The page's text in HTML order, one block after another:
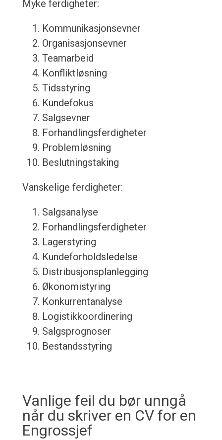
Myke ferdigheter:
Kommunikasjonsevner
Organisasjonsevner
Teamarbeid
Konfliktløsning
Tidsstyring
Kundefokus
Salgsevner
Forhandlingsferdigheter
Problemløsning
Beslutningstaking
Vanskelige ferdigheter:
Salgsanalyse
Forhandlingsferdigheter
Lagerstyring
Kundeforholdsledelse
Distribusjonsplanlegging
Økonomistyring
Konkurrentanalyse
Logistikkoordinering
Salgsprognoser
Bestandsstyring
Vanlige feil du bør unngå
når du skriver en CV for en
Engrossjef